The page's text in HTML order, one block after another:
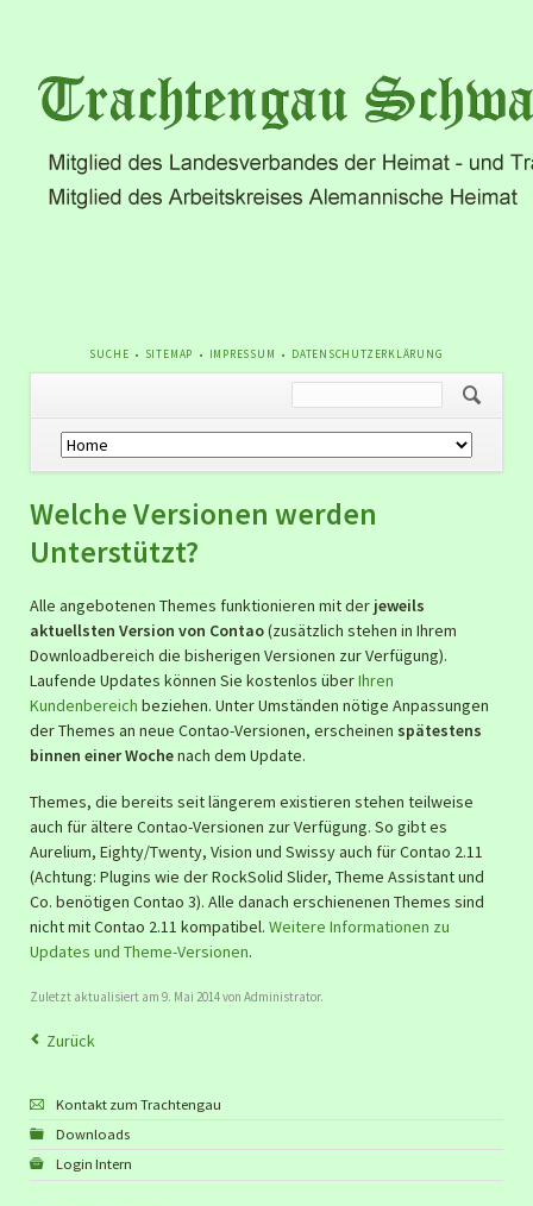
NAVIGATION
SUCHE SITEMAP IMPRESSUM DATENSCHUTZERKLÄRUNG
Navigation
überspringen
Welche Versionen werden
Unterstützt?
Alle angebotenen Themes funktionieren mit der jeweils
aktuellsten Version von Contao(zusätzlich stehen in Ihrem
Downloadbereich die bisherigen Versionen zur Verfügung).
Laufende Updates können Sie kostenlos überIhren
Kundenbereich beziehen. Unter Umständen nötige Anpassungen
der Themes an neue Contao-Versionen, erscheinen spätestens
binnen einer Wochenach dem Update.
Themes, die bereits seit längerem existieren stehen teilweise
auch für ältere Contao-Versionen zur Verfügung. So gibt es
Aurelium, Eighty/Twenty, Vision und Swissy auch für Contao 2.11
(Achtung: Plugins wie der RockSolid Slider, Theme Assistant und
Co. benötigen Contao 3). Alle danach erschienenen Themes sind
nicht mit Contao 2.11 kompatibel. Weitere Informationen zu
Updates und Theme-Versionen.
Zuletzt aktualisiert am 9. Mai 2014 von Administrator.
Zurück
Kontakt zum Trachtengau
Downloads
Login Intern